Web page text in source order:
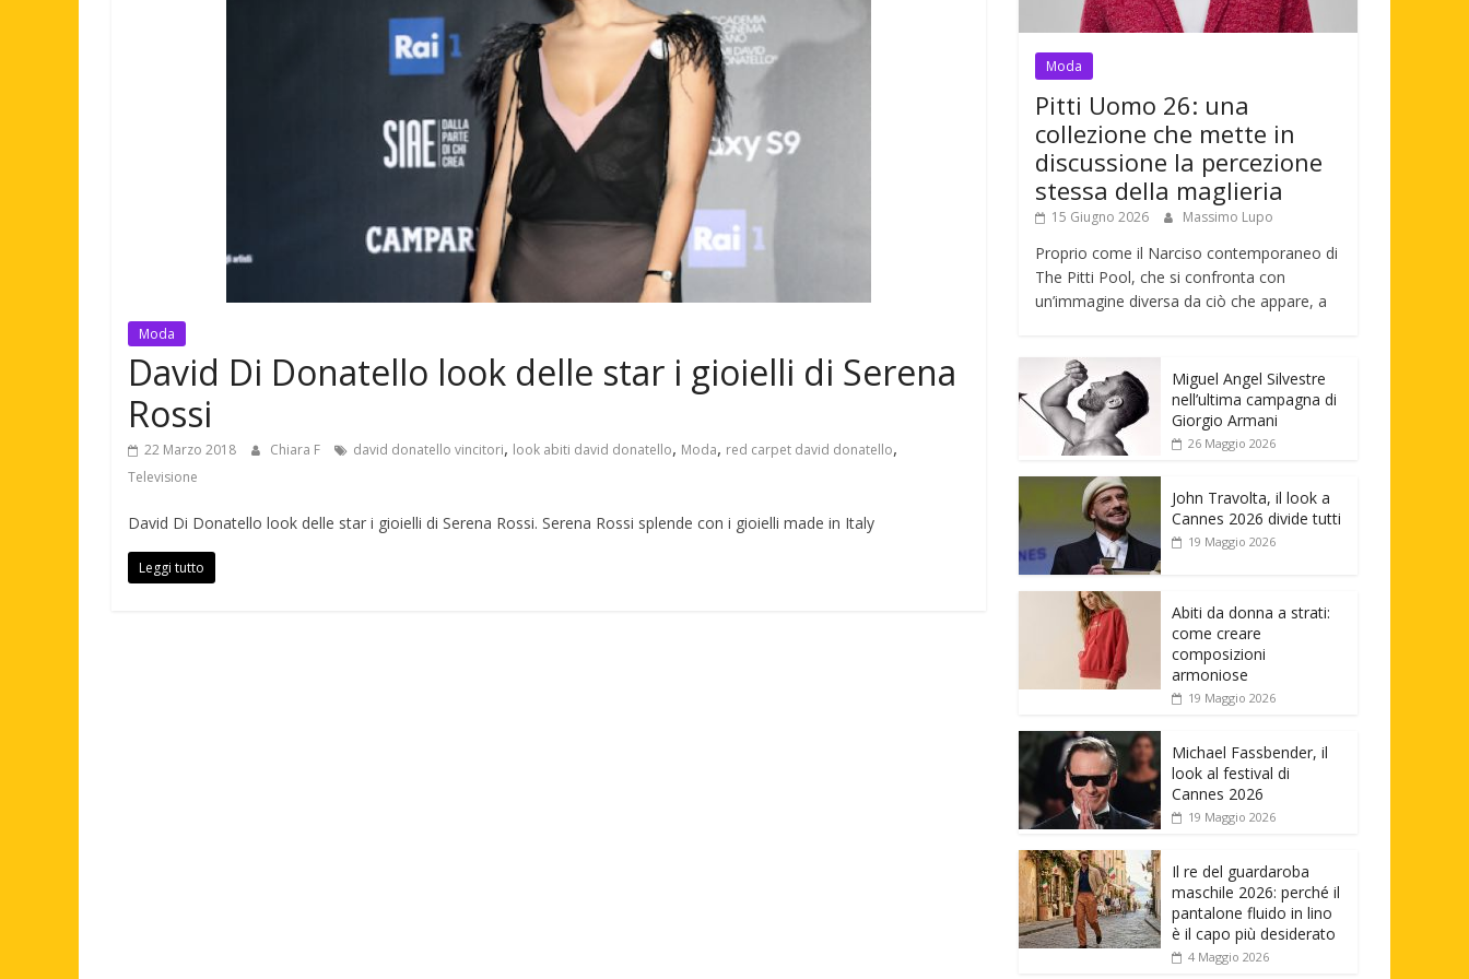
Moda
David Di Donatello look delle star i gioielli di Serena
Rossi
22 Marzo 2018 Chiara F david donatello vincitori, look abiti david donatello, Moda, red carpet david donatello,
Televisione
David Di Donatello look delle star i gioielli di Serena Rossi. Serena Rossi splende con i gioielli made in Italy
Leggi tutto
Moda
Pitti Uomo 26: una
collezione che mette in
discussione la percezione
stessa della maglieria
15 Giugno 2026 Massimo Lupo
Proprio come il Narciso contemporaneo di
The Pitti Pool, che si confronta con
un’immagine diversa da ciò che appare, a
Miguel Angel Silvestre
nell’ultima campagna di
Giorgio Armani
26 Maggio 2026
John Travolta, il look a
Cannes 2026 divide tutti
19 Maggio 2026
Abiti da donna a strati:
come creare
composizioni
armoniose
19 Maggio 2026
Michael Fassbender, il
look al festival di
Cannes 2026
19 Maggio 2026
Il re del guardaroba
maschile 2026: perché il
pantalone fluido in lino
è il capo più desiderato
4 Maggio 2026